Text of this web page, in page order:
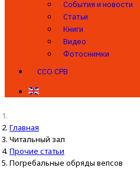
События и новости
Статьи
Книги
Видео
Фотоснимки
ССО СРВ
Главная
Читальный зал
Прочие статьи
Погребальные обряды вепсов